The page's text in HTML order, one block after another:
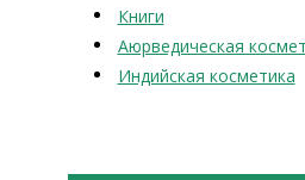
Книги
Аюрведическая
Индийская косметика